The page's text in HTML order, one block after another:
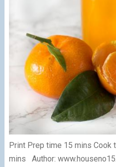
PrintPrep time 15 mins Cook
mins Author: